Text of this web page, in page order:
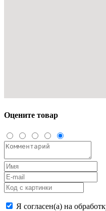
Оцените товар
Я согласен(а) на